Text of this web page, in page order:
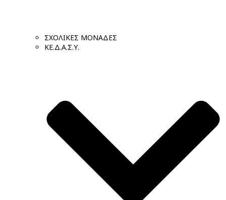
ΣΧΟΛΙΚΕΣ ΜΟΝΑΔΕΣ
ΚΕ.Δ.Α.Σ.Υ.